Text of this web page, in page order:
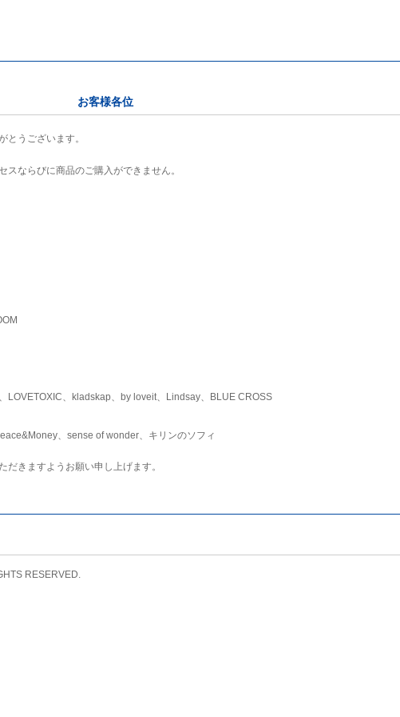
お客様各位
とうございます。
ならびに商品のご購入ができません。
LOVETOXIC、kladskap、by loveit、Lindsay、BLUE CROSS
、sense of wonder、キリンのソフィ
きますようお願い申し上げます。